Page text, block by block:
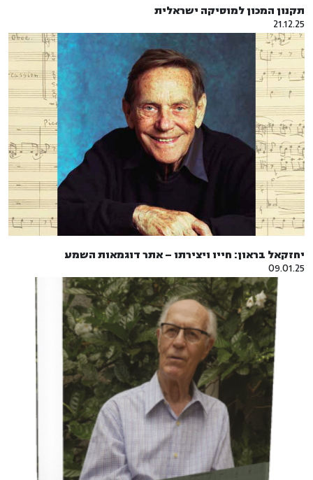
תקנון המכון למוסיקה ישראלית
21.12.25
יחזקאל בראון: חייו ויצירתו – אתר דוגמאות השמע
09.01.25